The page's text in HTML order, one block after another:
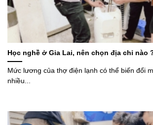
Học nghề ở Gia Lai, nên chọn địa chỉ nào
Mức lương của thợ điện lạnh có thể biến đổi
nhiều...